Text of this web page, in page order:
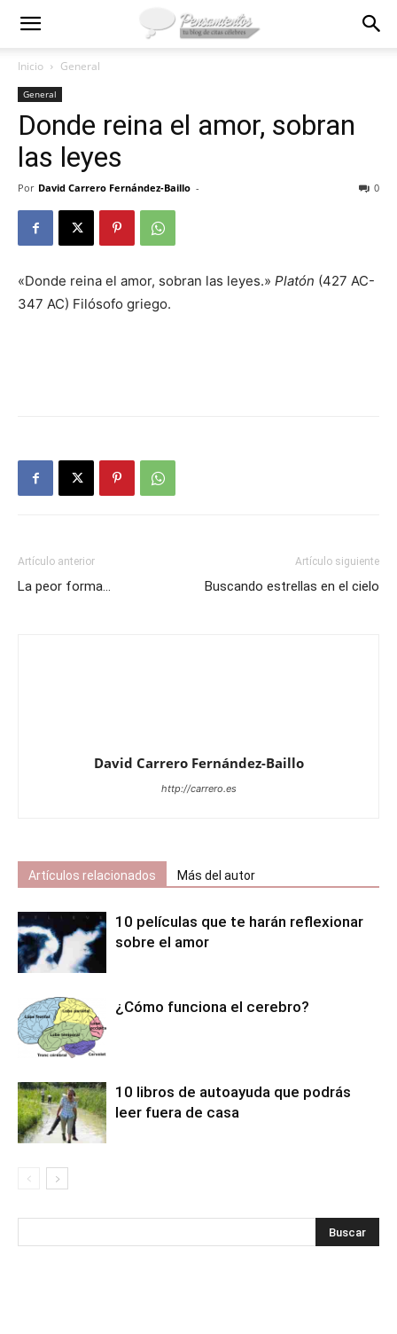
Inicio General
General
Donde reina el amor, sobran
las leyes
Por David Carrero Fernández-Baillo - 0
«Donde reina el amor, sobran las leyes.» Platón (427 AC-
347 AC) Filósofo griego.
Artículo anterior
La peor forma…
Artículo siguiente
Buscando estrellas en el cielo
David Carrero Fernández-Baillo
http://carrero.es
Artículos relacionados Más del autor
10 películas que te harán reflexionar
sobre el amor
¿Cómo funciona el cerebro?
10 libros de autoayuda que podrás
leer fuera de casa